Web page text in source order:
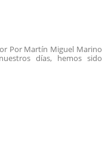
Por Martín Miguel Marino
días, hemos sido